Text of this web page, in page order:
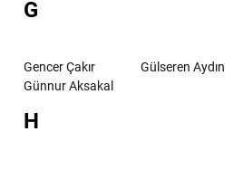
G
Gencer Çakır
Gülseren Aydın
Günnur Aksakal
H